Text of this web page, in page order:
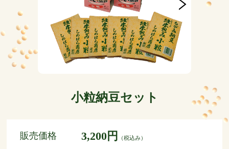
小粒納豆セット
販売価格 3,200円 （税込み）